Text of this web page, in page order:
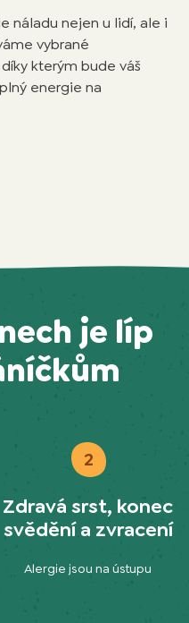
náladu nejen u lidí, ale i
vybrané
kterým bude váš
energie na
je líp
2
Zdravá srst, konec
svědění a zvracení
Alergie jsou na ústupu